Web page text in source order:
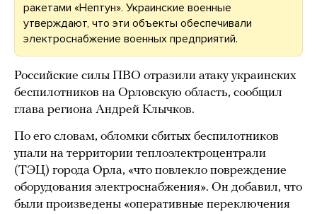
ракетами «Нептун». Украинские военные
утверждают, что эти объекты обеспечивали
электроснабжение военных предприятий.
Российские силы ПВО отразили атаку украинских
беспилотников на Орловскую область, сообщил
глава региона Андрей Клычков.
По его словам, обломки сбитых беспилотников
упали на территории теплоэлектроцентрали
(ТЭЦ) города Орла, «что повлекло повреждение
оборудования электроснабжения». Он добавил, что
были произведены «оперативные переключения